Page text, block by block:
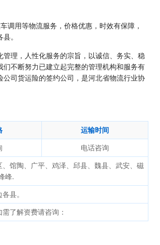
调用等物流服务，价格优惠，时效有保障，
。
理，人性化服务的宗旨，以诚信、务实、稳
不断努力已建立起完整的管理机构和服务有
司货运险的签约公司，是河北省物流行业协
运输时间
电话咨询
馆陶、广平、鸡泽、邱县、魏县、武安、磁
峰.
县。
了解资费请咨询：